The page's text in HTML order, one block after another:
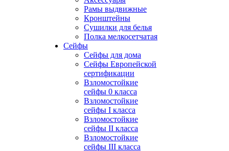
Рамы выдвижные
Кронштейны
Сушилки для белья
Полка мелкосетчатая
Сейфы
Сейфы для дома
Сейфы Европейской
сертификации
Взломостойкие
сейфы 0 класса
Взломостойкие
сейфы I класса
Взломостойкие
сейфы II класса
Взломостойкие
сейфы III класса